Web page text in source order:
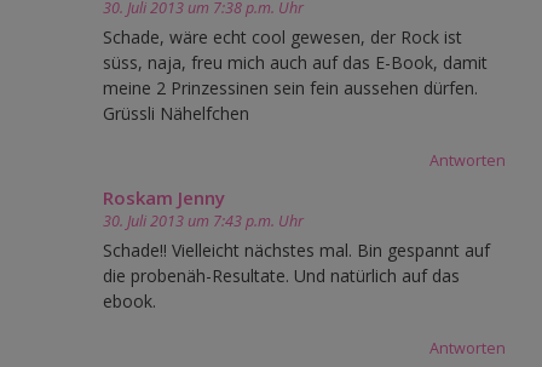
30. Juli 2013 um 7:38 p.m. Uhr
Schade, wäre echt cool gewesen, der Rock ist
süss, naja, freu mich auch auf das E-Book, damit
meine 2 Prinzessinen sein fein aussehen dürfen.
Grüssli Nähelfchen
Antworten
Roskam Jenny
30. Juli 2013 um 7:43 p.m. Uhr
Schade!! Vielleicht nächstes mal. Bin gespannt auf
die probenäh-Resultate. Und natürlich auf das
ebook.
Antworten